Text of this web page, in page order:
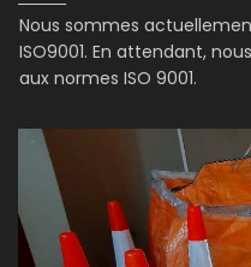
Nous sommes
ISO9001. En attendant,
aux normes ISO 9001.